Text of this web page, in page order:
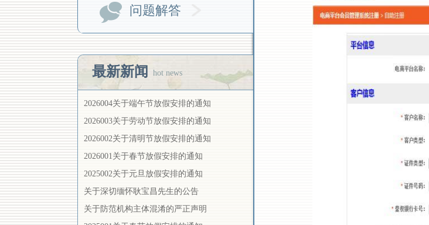
问题解答
最新新闻 hot news
2026004关于端午节放假安排的通知
2026003关于劳动节放假安排的通知
2026002关于清明节放假安排的通知
2026001关于春节放假安排的通知
2025002关于元旦放假安排的通知
关于深切缅怀耿宝昌先生的公告
关于防范机构主体混淆的严正声明